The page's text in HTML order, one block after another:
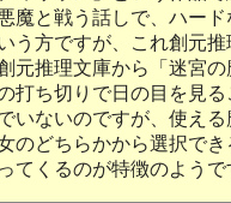
魔と戦う話しで、ハー
う方ですが、これ創元
元推理文庫から「迷宮
打ち切りで日の目を見
いないのですが、使え
のどちらかから選択で
てくるのが特徴のようで